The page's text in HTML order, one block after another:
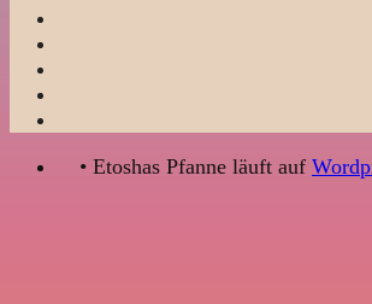
• Etoshas Pfanne läuft auf